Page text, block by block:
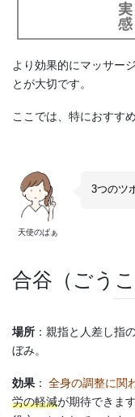
より効果的にマッサー
とが大切です。
ここでは、特におすす
天使のぱぁ
3つのツ
合谷（ごうこ
場所 ：親指と人差し指
ぼみ。
効果 ： 全身の調整に関
労の軽減が期待できま